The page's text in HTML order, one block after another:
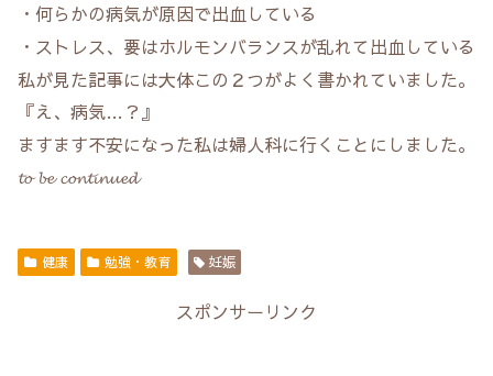
・何らかの病気が原因で出血している
・ストレス、要はホルモンバランスが乱れて出血している
私が見た記事には大体この２つがよく書かれていました。
『え、病気…？』
ますます不安になった私は婦人科に行くことにしました。
𝓽𝓸 𝓫𝓮 𝓬𝓸𝓷𝓽𝓲𝓷𝓾𝓮𝓭
健康 勉強・教育 妊娠
スポンサーリンク